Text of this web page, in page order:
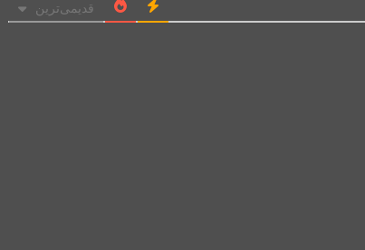
قدیمی‌ترین